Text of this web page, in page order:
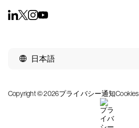
日本語
Copyright © 2026プライバシー通知Cookies